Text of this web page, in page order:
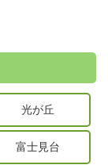
光が丘
富士見台